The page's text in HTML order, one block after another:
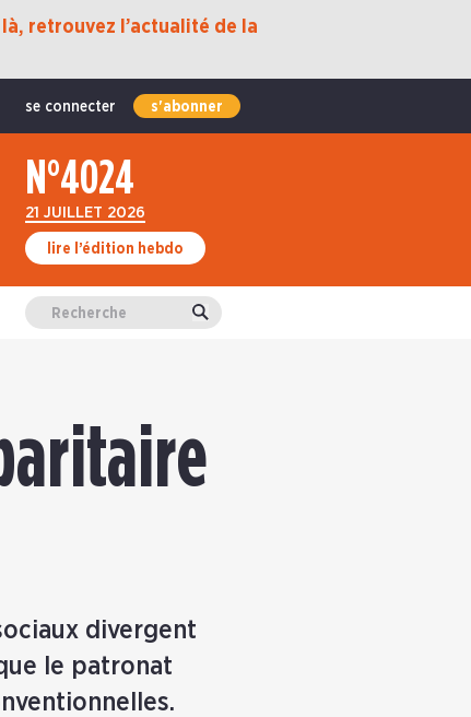
retrouvez l’actualité de la
se connecter s'abonner
N°4024
21 JUILLET 2026
lire l’édition hebdo
Valider
divergent
le patronat